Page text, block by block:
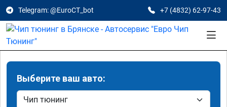
Telegram: @EuroCT_bot +7 (4832) 62-97-43
Выберите ваш авто: